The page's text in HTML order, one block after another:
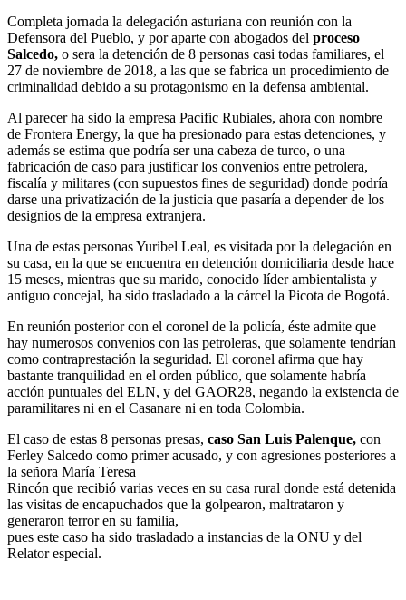
Completa jornada la delegación asturiana con reunión con la
Defensora del Pueblo, y por aparte con abogados del proceso
Salcedo, o sera la detención de 8 personas casi todas familiares, el
27 de noviembre de 2018, a las que se fabrica un procedimiento de
criminalidad debido a su protagonismo en la defensa ambiental.
Al parecer ha sido la empresa Pacific Rubiales, ahora con nombre
de Frontera Energy, la que ha presionado para estas detenciones, y
además se estima que podría ser una cabeza de turco, o una
fabricación de caso para justificar los convenios entre petrolera,
fiscalía y militares (con supuestos fines de seguridad) donde podría
darse una privatización de la justicia que pasaría a depender de los
designios de la empresa extranjera.
Una de estas personas Yuribel Leal, es visitada por la delegación en
su casa, en la que se encuentra en detención domiciliaria desde hace
15 meses, mientras que su marido, conocido líder ambientalista y
antiguo concejal, ha sido trasladado a la cárcel la Picota de Bogotá.
En reunión posterior con el coronel de la policía, éste admite que
hay numerosos convenios con las petroleras, que solamente tendrían
como contraprestación la seguridad. El coronel afirma que hay
bastante tranquilidad en el orden público, que solamente habría
acción puntuales del ELN, y del GAOR28, negando la existencia de
paramilitares ni en el Casanare ni en toda Colombia.
El caso de estas 8 personas presas, caso San Luis Palenque, con
Ferley Salcedo como primer acusado, y con agresiones posteriores a
la señora María Teresa
Rincón que recibió varias veces en su casa rural donde está detenida
las visitas de encapuchados que la golpearon, maltrataron y
generaron terror en su familia,
pues este caso ha sido trasladado a instancias de la ONU y del
Relator especial.